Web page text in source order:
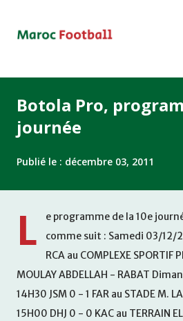
Botola Pro,
journée
Publié le : décembre 03, 2011
L
e programme de la 10e
comme suit : Samedi 03/12/
RCA au COMPLEXE SPORTIF
MOULAY ABDELLAH - RABAT
14H30 JSM 0 - 1 FAR au STADE M.
15H00 DHJ 0 - 0 KAC au TERRAIN